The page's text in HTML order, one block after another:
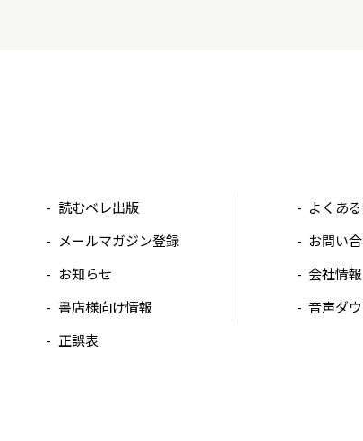
読むベレ出版
メールマガジン登録
お知らせ
書店様向け情報
正誤表
よくあ
お問い
会社情報
音声ダ